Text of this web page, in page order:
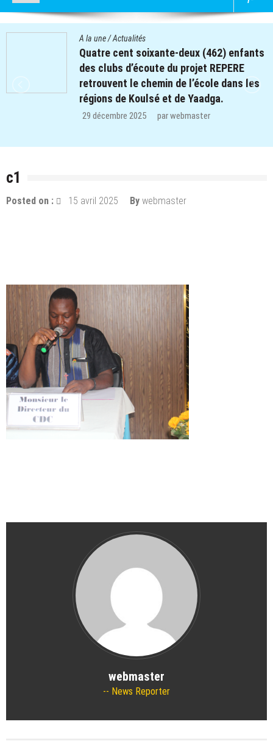
A la une/Actualités
Quatre cent soixante-deux (462) enfants
des clubs d’écoute du projet REPERE
retrouvent le chemin de l’école dans les
régions de Koulsé et de Yaadga.
29 décembre 2025 parwebmaster
c1
Posted on : 15 avril 2025 By webmaster
webmaster
News Reporter